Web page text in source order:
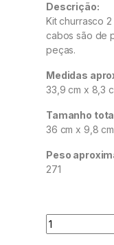
Descrição:
Kit churrasco
cabos são de
peças.
Medidas
33,9 cm x 8,3
Tamanho
36 cm x 9,8 cm
Peso
271
Quantity